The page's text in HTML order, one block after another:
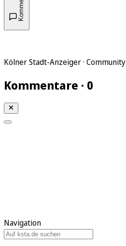
Kölner Stadt-Anzeiger · Community
Kommentare · 0
Navigation